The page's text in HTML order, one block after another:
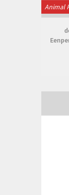
Animal